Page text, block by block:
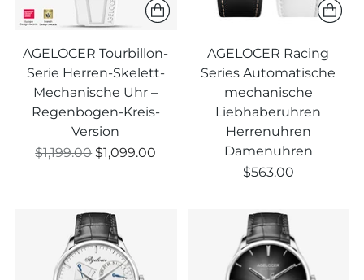
AGELOCER Tourbillon-
Serie Herren-Skelett-
Mechanische Uhr –
Regenbogen-Kreis-
Version
Regulärer
$1,199.00 $1,099.00
AGELOCER Racing
Series Automatische
mechanische
Liebhaberuhren
Herrenuhren
Damenuhren
$563.00